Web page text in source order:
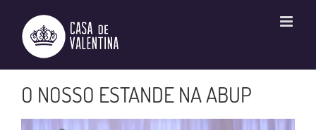
conteúdo
O NOSSO ESTANDE NA ABUP